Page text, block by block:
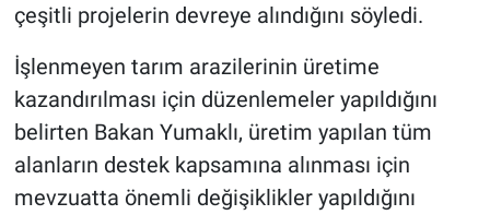
çeşitli projelerin devreye alındığını söyledi.
İşlenmeyen tarım arazilerinin üretime
kazandırılması için düzenlemeler yapıldığını
belirten Bakan Yumaklı, üretim yapılan tüm
alanların destek kapsamına alınması için
mevzuatta önemli değişiklikler yapıldığını